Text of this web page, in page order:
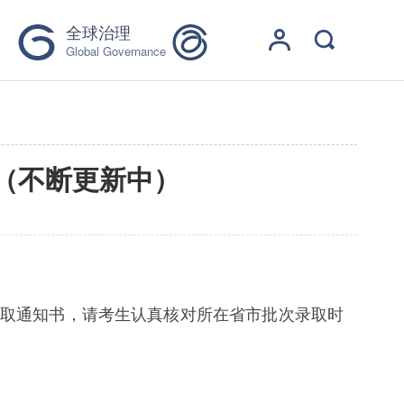
全球治理
Global Governance
断更新中）
通知书，请考生认真核对所在省市批次录取时